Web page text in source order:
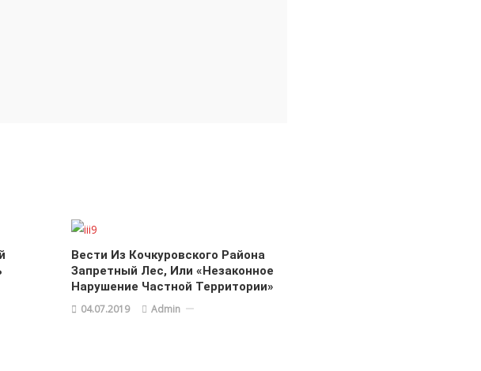
Вести Из Кочкуровского Района
Запретный Лес, Или «незаконное
Нарушение Частной Территории»
04.07.2019 Admin